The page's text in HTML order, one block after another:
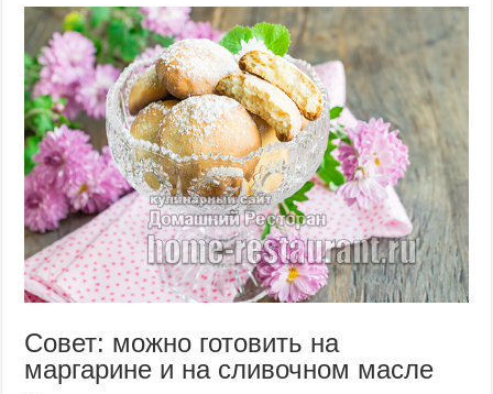
Совет: можно готовить на
маргарине и на сливочном масле